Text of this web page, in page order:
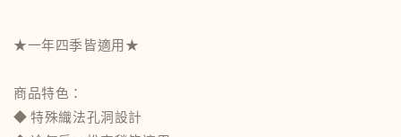
★一年四季皆適用★
商品特色：
◆ 特殊織法孔洞設計